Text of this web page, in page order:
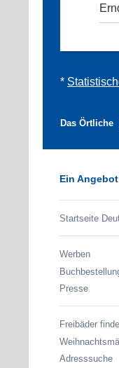
*
Das Örtliche
Ein
Startseite
Werben
Presse
Freibäder
Adresssuche